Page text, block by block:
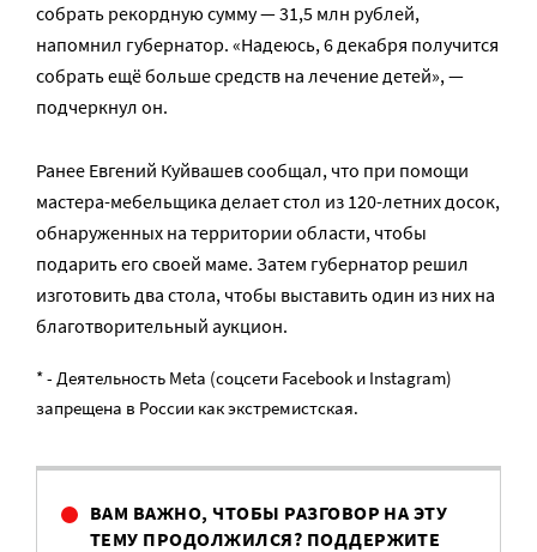
собрать рекордную сумму — 31,5 млн рублей,
напомнил губернатор. «Надеюсь, 6 декабря получится
собрать ещё больше средств на лечение детей», —
подчеркнул он.
Ранее Евгений Куйвашев сообщал, что при помощи
мастера-мебельщика делает стол из 120-летних досок,
обнаруженных на территории области, чтобы
подарить его своей маме. Затем губернатор решил
изготовить два стола, чтобы выставить один из них на
благотворительный аукцион.
* - Деятельность Meta (соцсети Facebook и Instagram)
запрещена в России как экстремистская.
ВАМ ВАЖНО, ЧТОБЫ РАЗГОВОР НА ЭТУ
ТЕМУ ПРОДОЛЖИЛСЯ? ПОДДЕРЖИТЕ